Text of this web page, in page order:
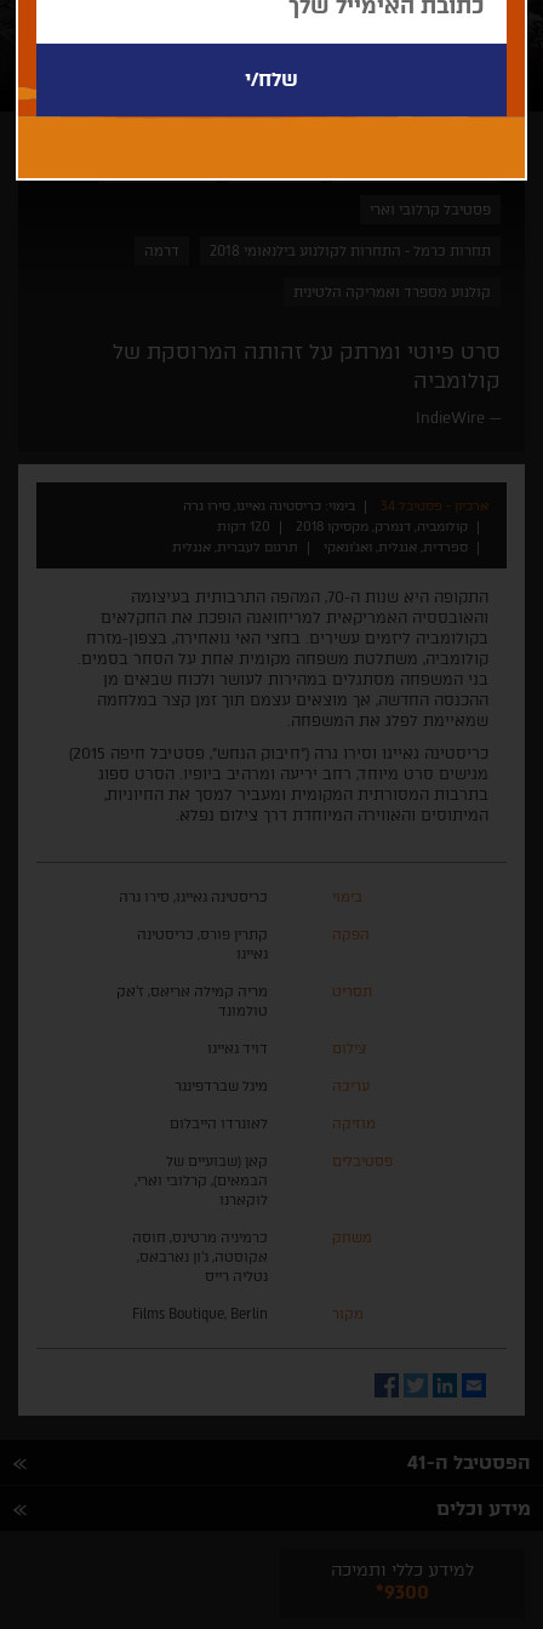
פסטיבל קרלובי וארי
תחרות כרמל - התחרות לקולנוע בילנאומי 2018 דרמה
קולנוע מספרד ואמריקה הלטינית
סרט פיוטי ומרתק על זהותה המרוסקת של
קולומביה
IndieWire
ארכיון - פסטיבל 34
בימוי: כריסטינה גאייגו, סירו גרה
קולומביה, דנמרק, מקסיקו 2018
120 דקות
ספרדית, אנגלית, ואג'ונאקי
תרגום לעברית, אנגלית
התקופה היא שנות ה-70, המהפה התרבותית בעיצומה
והאובססיה האמריקאית למריחואנה הופכת את החקלאים
בקולומביה ליזמים עשירים. בחצי האי גואחירה, בצפון-מזרח
קולומביה, משתלטת משפחה מקומית אחת על הסחר בסמים.
בני המשפחה מסתגלים במהירות לעושר ולכוח שבאים מן
ההכנסה החדשה, אך מוצאים עצמם תוך זמן קצר במלחמה
שמאיימת לפלג את המשפחה.
כריסטינה גאייגו וסירו גרה ("חיבוק הנחש", פסטיבל חיפה 2015)
מגישים סרט מיוחד, רחב יריעה ומרהיב ביופיו. הסרט ספוג
בתרבות המסורתית המקומית ומעביר למסך את החיוניות,
המיתוסים והאווירה המיוחדת דרך צילום נפלא.
בימוי כריסטינה גאייגו, סירו גרה
הפקה
קתרין פורס, כריסטינה
גאייגו
תסריט
מריה קמילה אריאס, ז'אק
טולמונד
צילום דויד גאייגו
עריכה מיגל שברדפינגר
מוזיקה לאונרדו הייבלום
פסטיבלים
קאן (שבועיים של
הבמאים), קרלובי וארי,
לוקארנו
משחק
כרמיניה מרטינס, חוסה
אקוסטה, ג'ון נארבאס,
נטליה רייס
מקור Films Boutique, Berlin
Email
LinkedIn
Twitter
Facebook
הפסטיבל ה-41
מידע וכלים
למידע כללי ותמיכה
*9300